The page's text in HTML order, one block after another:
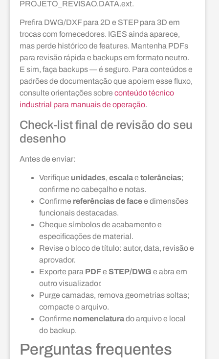
PROJETO_REVISAO.DATA.ext.
Prefira DWG/DXF para 2D e STEP para 3D em
trocas com fornecedores. IGES ainda aparece,
mas perde histórico de features. Mantenha PDFs
para revisão rápida e backups em formato neutro.
E sim, faça backups — é seguro. Para conteúdos e
padrões de documentação que apoiem esse fluxo,
consulte orientações sobre conteúdo técnico
industrial para manuais de operação.
Check-list final de revisão do seu
desenho
Antes de enviar:
Verifique unidades, escalae tolerâncias;
confirme no cabeçalho e notas.
Confirme referências de facee dimensões
funcionais destacadas.
Cheque símbolos de acabamento e
especificações de material.
Revise o bloco de título: autor, data, revisão e
aprovador.
Exporte para PDFe STEP/DWG e abra em
outro visualizador.
Purge camadas, remova geometrias soltas;
compacte o arquivo.
Confirme nomenclaturado arquivo e local
do backup.
Perguntas frequentes